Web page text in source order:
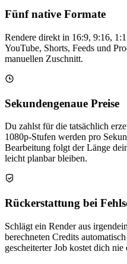
Fünf native Formate
Rendere direkt in 16:9, 9:16,
YouTube, Shorts, Feeds und
manuellen Zuschnitt.
Sekundengenaue Preise
Du zahlst für die tatsächlich
1080p-Stufen werden pro
Bearbeitung folgt der Länge
leicht planbar bleiben.
Rückerstattung bei
Schlägt ein Render aus
berechneten Credits
gescheiterter Job kostet dich nie